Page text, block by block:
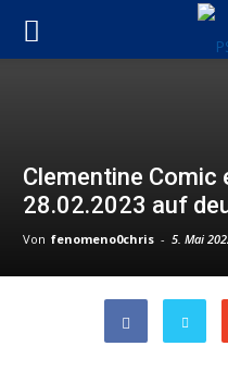
Clementine Comic
28.02.2023 auf
Von fenomeno0chris - 5. Mai